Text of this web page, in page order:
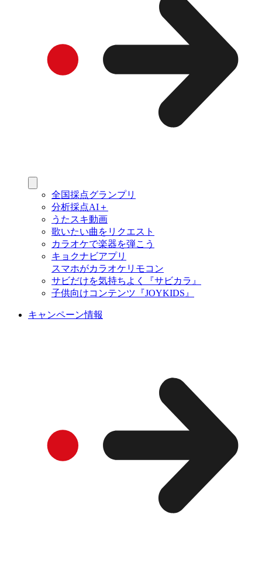
全国採点グランプリ
分析採点AI＋
うたスキ動画
歌いたい曲をリクエスト
カラオケで楽器を弾こう
キョクナビアプリ
スマホがカラオケリモコン
サビだけを気持ちよく『サビカラ』
子供向けコンテンツ『JOYKIDS』
キャンペーン情報